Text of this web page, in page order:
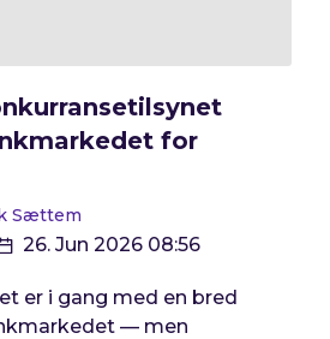
for
Sættem
26. Jun 2026 08:56
er i gang med en bred
— men